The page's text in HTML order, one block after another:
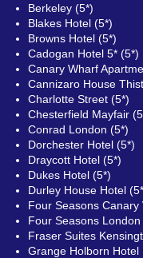
Berkeley (5*)
Blakes Hotel (5*)
Browns Hotel (5*)
Cadogan Hotel 5* (5*)
Canary Wharf
Cannizaro House
Charlotte Street (5*)
Chesterfield Mayfair
Conrad London (5*)
Dorchester Hotel (5*)
Draycott Hotel (5*)
Dukes Hotel (5*)
Durley House Hotel
Four Seasons Canary
Four Seasons
Fraser Suites
Grange Holborn Hotel